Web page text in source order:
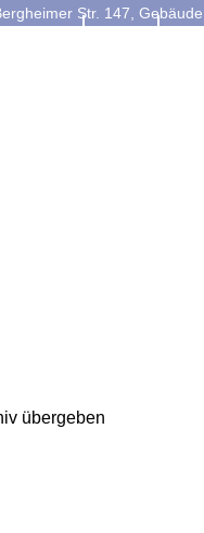
Str. 147,
übergeben